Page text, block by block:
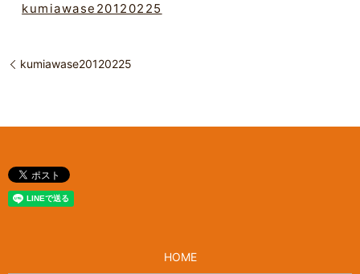
kumiawase20120225
kumiawase20120225
HOME